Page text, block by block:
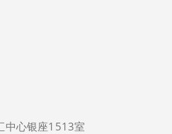
中心银座1513室